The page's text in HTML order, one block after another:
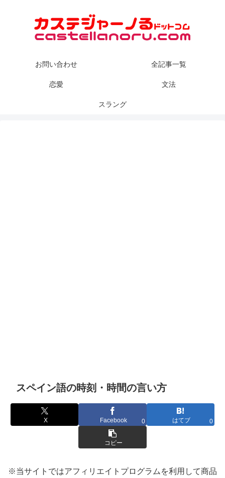
お問い合わせ 全記事一覧
恋愛 文法
スラング
スペイン語の時刻・時間の言い方
X Facebook 0 はてブ 0
コピー
※当サイトではアフィリエイトプログラムを利用して商品